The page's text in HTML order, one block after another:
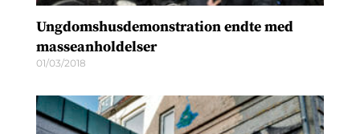
Ungdomshusdemonstration endte med
masseanholdelser
01/03/2018